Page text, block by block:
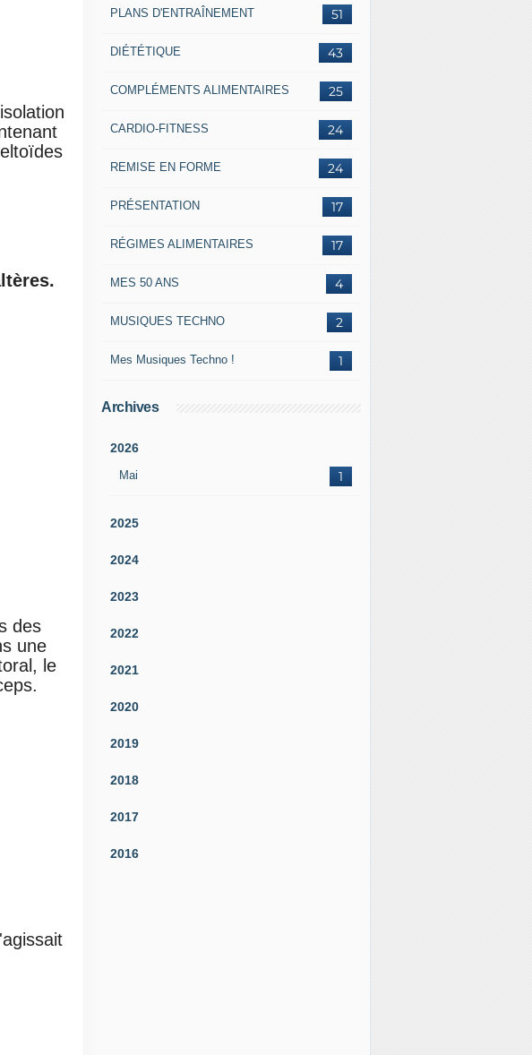
des
une
le
51
PLANS D'ENTRAÎNEMENT
43
DIÉTÉTIQUE
25
COMPLÉMENTS ALIMENTAIRES
24
CARDIO-FITNESS
24
REMISE EN FORME
17
PRÉSENTATION
17
RÉGIMES ALIMENTAIRES
4
MES 50 ANS
2
MUSIQUES TECHNO
1
Mes Musiques Techno !
Archives
2026
Mai 1
2025
2024
2023
2022
2021
2020
2019
2018
2017
2016